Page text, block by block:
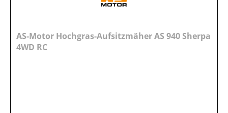
AS-Motor Hochgras-Aufsitzmäher AS 940 Sherpa
4WD RC